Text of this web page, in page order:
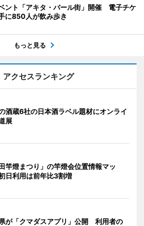
ント「アキタ・バール街」開催 電子チケ
に850人が飲み歩き
もっと見る
アクセスランキング
酒蔵6社の日本酒ラベル題材にオンライ
展
田竿燈まつり」の竿燈会位置情報マッ
日利用は前年比3割増
が「クマダスアプリ」公開 利用者の